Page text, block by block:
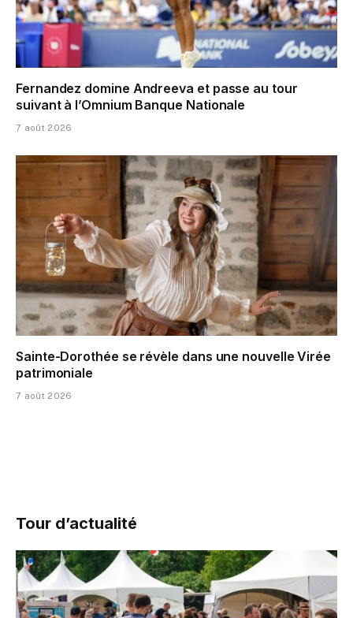
Fernandez domine Andreeva et passe au tour
suivant à l’Omnium Banque Nationale
7 août 2026
Sainte-Dorothée se révèle dans une nouvelle Virée
patrimoniale
7 août 2026
Tour d’actualité